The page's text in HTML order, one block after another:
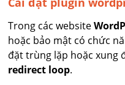
Trong các website
hoặc bảo mật có chức
đặt trùng lặp hoặc xung
redirect loop.